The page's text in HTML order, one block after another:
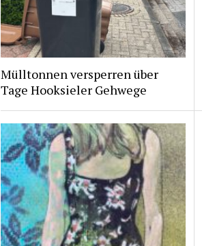
Mülltonnen versperren über
Tage Hooksieler Gehwege